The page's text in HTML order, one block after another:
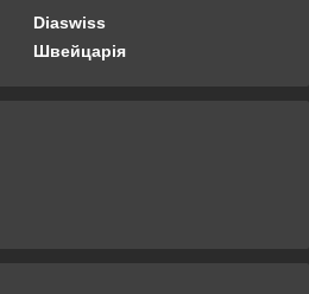
Diaswiss
Швейцарія